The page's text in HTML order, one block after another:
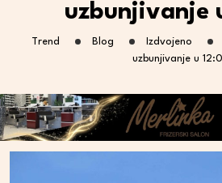
uzbunjivanje
Trend Blog Izdvojeno
uzbunjivanje u